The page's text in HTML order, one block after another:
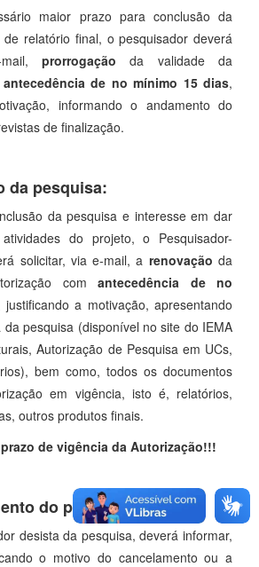
maior prazo para conclusão da
relatório final, o pesquisador deverá
prorrogação da validade da
antecedência de no mínimo 15 dias,
informando o andamento do
de finalização.
da pesquisa:
da pesquisa e interesse em dar
do projeto, o Pesquisador-
solicitar, via e-mail, a renovação da
com antecedência de no
justificando a motivação, apresentando
da pesquisa (disponível no site do IEMA
Autorização de Pesquisa em UCs,
bem como, todos os documentos
em vigência, isto é, relatórios,
outros produtos finais.
de vigência da Autorização!!!
do projeto:
desista da pesquisa, deverá informar,
o motivo do cancelamento ou a